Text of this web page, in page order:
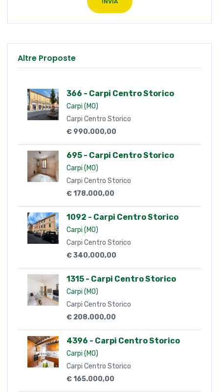
INVIA
Altre Proposte
366 - Carpi Centro Storico
Carpi (MO)
Carpi Centro Storico
€ 990.000,00
695 - Carpi Centro Storico
Carpi (MO)
Carpi Centro Storico
€ 178.000,00
1092 - Carpi Centro Storico
Carpi (MO)
Carpi Centro Storico
€ 340.000,00
1315 - Carpi Centro Storico
Carpi (MO)
Carpi Centro Storico
€ 208.000,00
4396 - Carpi Centro Storico
Carpi (MO)
Carpi Centro Storico
€ 165.000,00